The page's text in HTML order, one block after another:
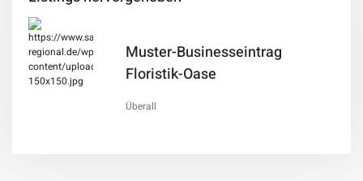
Muster-Businesseintrag
Floristik-Oase
Überall